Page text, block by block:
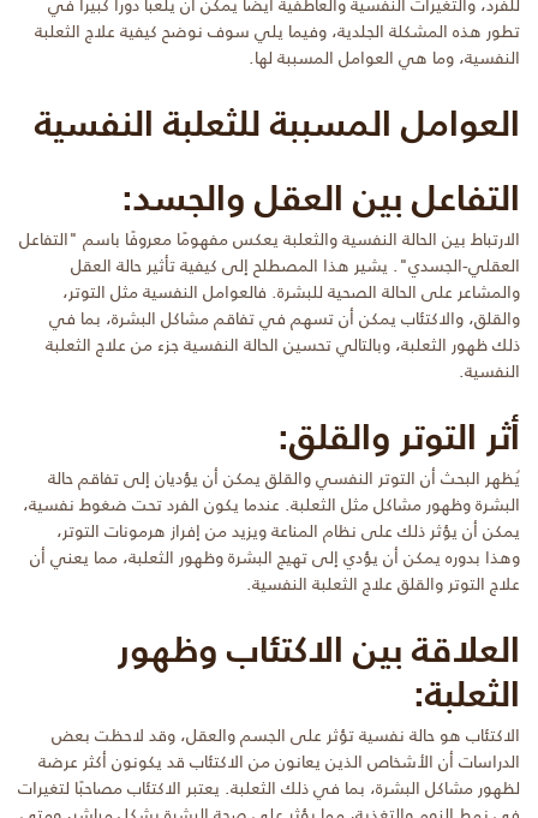
تطور هذه المشكلة الجلدية، وفيما يلي سوف نوضح كيفية علاج الثعلبة
النفسية، وما هي العوامل المسببة لها.
العوامل المسببة للثعلبة النفسية
التفاعل بين العقل والجسد:
الارتباط بين الحالة النفسية والثعلبة يعكس مفهومًا معروفًا باسم "التفاعل
العقلي-الجسدي". يشير هذا المصطلح إلى كيفية تأثير حالة العقل
والمشاعر على الحالة الصحية للبشرة. فالعوامل النفسية مثل التوتر،
والقلق، والاكتئاب يمكن أن تسهم في تفاقم مشاكل البشرة، بما في
ذلك ظهور الثعلبة، وبالتالي تحسين الحالة النفسية جزء من علاج الثعلبة
النفسية.
أثر التوتر والقلق:
يُظهر البحث أن التوتر النفسي والقلق يمكن أن يؤديان إلى تفاقم حالة
البشرة وظهور مشاكل مثل الثعلبة. عندما يكون الفرد تحت ضغوط نفسية،
يمكن أن يؤثر ذلك على نظام المناعة ويزيد من إفراز هرمونات التوتر،
وهذا بدوره يمكن أن يؤدي إلى تهيج البشرة وظهور الثعلبة، مما يعني أن
علاج التوتر والقلق علاج الثعلبة النفسية.
العلاقة بين الاكتئاب وظهور
الثعلبة:
الاكتئاب هو حالة نفسية تؤثر على الجسم والعقل، وقد لاحظت بعض
الدراسات أن الأشخاص الذين يعانون من الاكتئاب قد يكونون أكثر عرضة
لظهور مشاكل البشرة، بما في ذلك الثعلبة. يعتبر الاكتئاب مصاحبًا لتغيرات